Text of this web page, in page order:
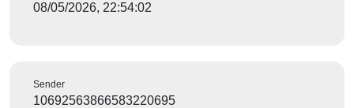
08/05/2026, 22:54:02
Sender
10692563866583220695